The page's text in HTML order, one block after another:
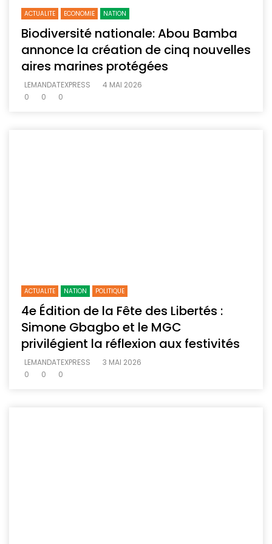
ACTUALITE ECONOMIE NATION
Biodiversité nationale: Abou Bamba
annonce la création de cinq nouvelles
aires marines protégées
LEMANDATEXPRESS
4 MAI 2026
0
0 0
ACTUALITE NATION POLITIQUE
4e Édition de la Fête des Libertés :
Simone Gbagbo et le MGC
privilégient la réflexion aux festivités
LEMANDATEXPRESS
3 MAI 2026
0
0 0